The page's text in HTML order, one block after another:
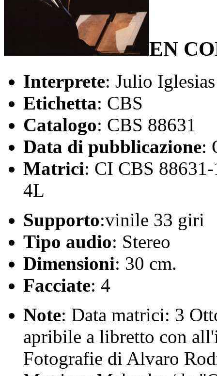
EN
Interprete: Julio Iglesias
Etichetta: CBS
Catalogo: CBS 88631
Data di pubblicazione:
Matrici: CI CBS
4L
Supporto:vinile 33 giri
Tipo audio: Stereo
Dimensioni: 30 cm.
Facciate: 4
Note: Data matrici: 3
apribile a libretto con
Fotografie di Alvaro